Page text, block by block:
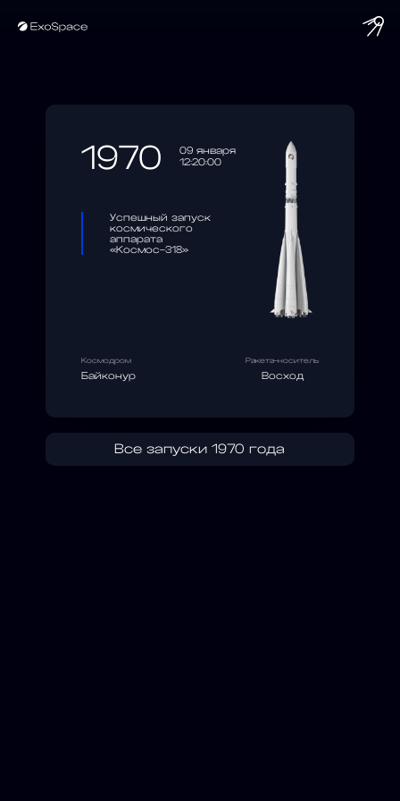
1970
09 января
12:20:00
Успешный запуск
космического
аппарата
«Космос-318»
Космодром
Байконур
Ракета-носитель
Восход
Все запуски 1970 года